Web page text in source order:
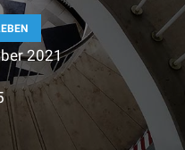
2021